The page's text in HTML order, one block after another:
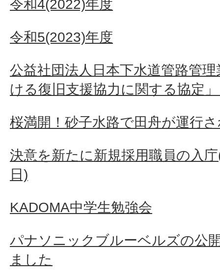
令和4(2022)年度
令和5(2023)年度
公益社団法人日本下水道管路管
ける復旧支援協力に関する協定
桜満開！砂子水路で田舟が運行
決意を新たに新規採用職員の入
日)
KADOMA中学生勉強会
パナソニックブルーベルズの公
ました